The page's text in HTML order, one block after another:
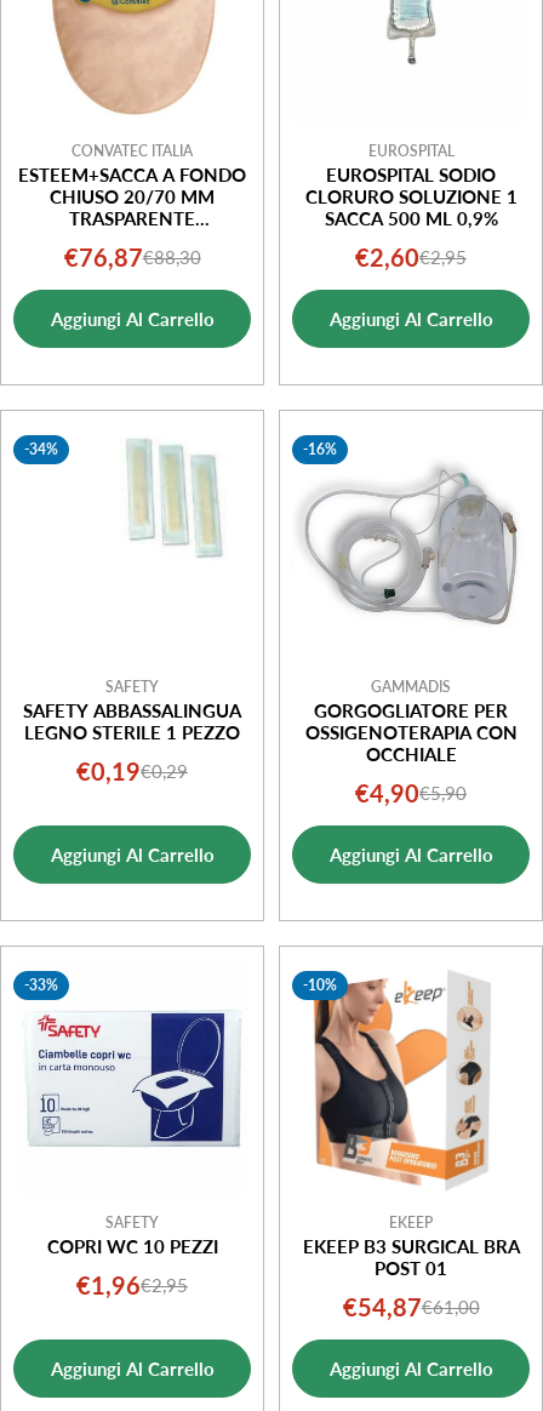
CONVATEC ITALIA
ESTEEM+SACCA A FONDO
CHIUSO 20/70 MM
TRASPARENTE
FILTRO 30 PEZZI
Prezzo
di
vendita
€76,87Prezzo
normale
€88,30
Aggiungi Al Carrello
EUROSPITAL
EUROSPITAL SODIO
CLORURO SOLUZIONE 1
SACCA 500 ML 0,9%
Prezzo
di
vendita
€2,60Prezzo
normale
€2,95
Aggiungi Al Carrello
-34%
SAFETY
SAFETY ABBASSALINGUA
LEGNO STERILE 1 PEZZO
Prezzo
vendita
€0,19Prezzo
€0,29
Aggiungi Al Carrello
-16%
GAMMADIS
GORGOGLIATORE PER
OSSIGENOTERAPIA CON
OCCHIALE
Prezzo
di
vendita
€4,90Prezzo
normale
€5,90
Aggiungi Al Carrello
-33%
SAFETY
COPRI WC 10 PEZZI
Prezzo
vendita
€1,96Prezzo
€2,95
Aggiungi Al Carrello
-10%
EKEEP
EKEEP B3 SURGICAL BRA
POST 01
Prezzo
di
vendita
€54,87Prezzo
normale
€61,00
Aggiungi Al Carrello